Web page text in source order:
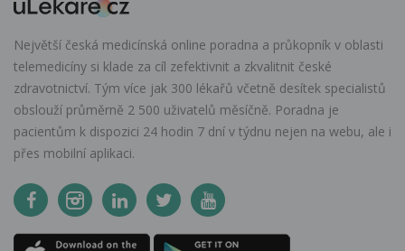
Největší česká medicínská online poradna a průkopník v oblasti
telemedicíny si klade za cíl zefektivnit a zkvalitnit české
zdravotnictví. Tým více jak 300 lékařů včetně desítek specialistů
obslouží průměrně 2 500 uživatelů měsíčně. Poradna je
pacientům k dispozici 24 hodin 7 dní v týdnu nejen na webu, ale i
přes mobilní aplikaci.